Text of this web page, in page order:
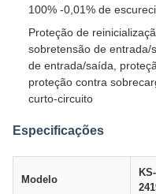
100% -0,01% de
Proteção de
sobretensão de
de entrada/saída,
proteção contra
curto-circuito
Especificações
Modelo
KS-